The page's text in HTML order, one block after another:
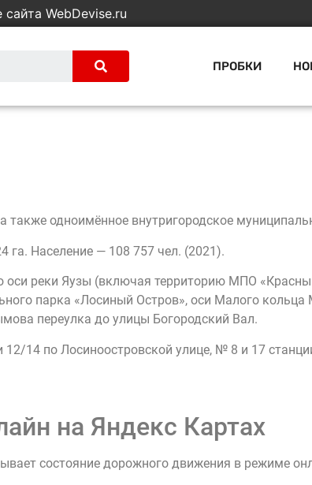
WebDevise.ru
ПРОБКИ
одноимённое внутригородское
Население — 108 757 чел. (2021).
оси реки Яузы (включая территорию МПО
парка «Лосиный Остров», оси Малого
переулка до улицы Богородский Вал.
14 по Лосиноостровской улице, № 8 и 17
на Яндекс Картах
состояние дорожного движения в режиме